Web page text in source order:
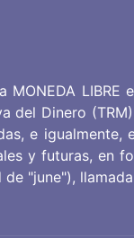
MONEDA
del Dinero
e igualmente,
y futuras, en
"june"), llamada